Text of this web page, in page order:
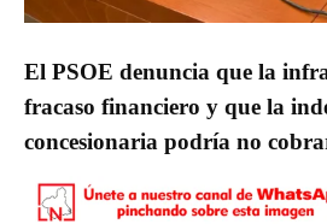
El PSOE denuncia que la
fracaso financiero y que la
concesionaria podría no